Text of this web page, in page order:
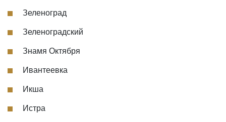
Зеленоград
Зеленоградский
Знамя Октября
Ивантеевка
Икша
Истра